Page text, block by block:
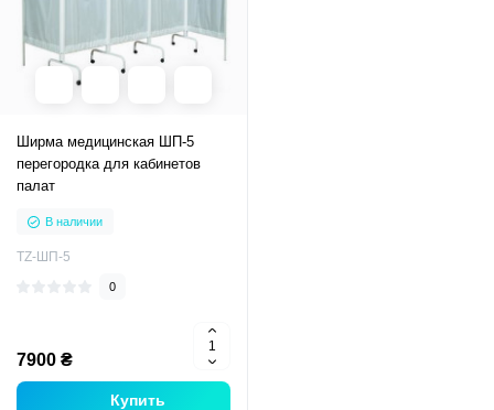
Ширма медицинская ШП-5
перегородка для кабинетов
палат
В наличии
TZ-ШП-5
0
7900 ₴
Купить